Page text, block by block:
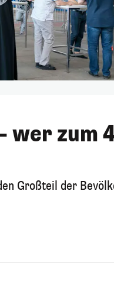
wer zum
Großteil der